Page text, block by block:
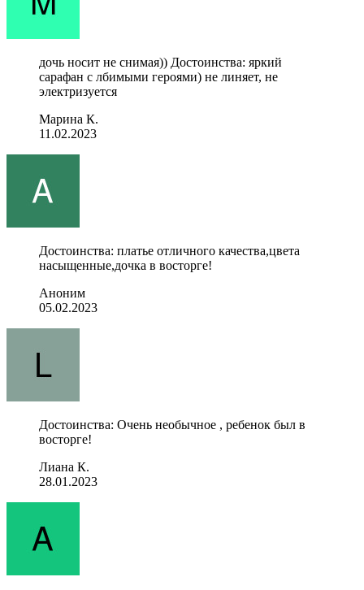
дочь носит не снимая)) Достоинства: яркий
сарафан с лбимыми героями) не линяет, не
электризуется
Марина К.
11.02.2023
Достоинства: платье отличного качества,цвета
насыщенные,дочка в восторге!
Аноним
05.02.2023
Достоинства: Очень необычное , ребенок был в
восторге!
Лиана К.
28.01.2023